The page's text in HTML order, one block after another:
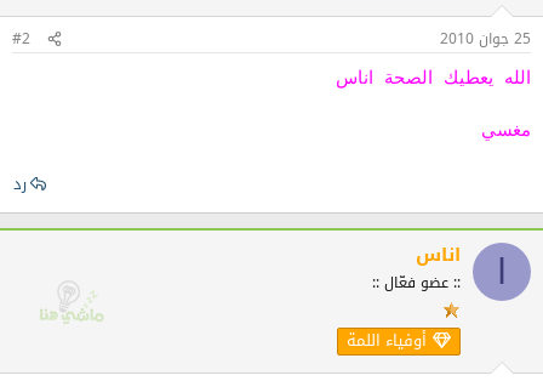
25 جوان 2010 #2
الله يعطيك الصحة اناس
مغسي
رد
اناس
:: عضو فعّال ::
أوفياء اللمة